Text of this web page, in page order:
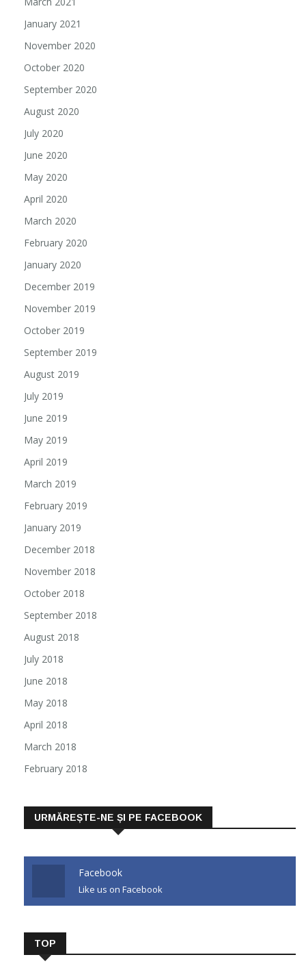
January 2021
November 2020
October 2020
September 2020
August 2020
July 2020
June 2020
May 2020
April 2020
March 2020
February 2020
January 2020
December 2019
November 2019
October 2019
September 2019
August 2019
July 2019
June 2019
May 2019
April 2019
March 2019
February 2019
January 2019
December 2018
November 2018
October 2018
September 2018
August 2018
July 2018
June 2018
May 2018
April 2018
March 2018
February 2018
URMĂREȘTE-NE ȘI PE FACEBOOK
Facebook
Like us on Facebook
TOP